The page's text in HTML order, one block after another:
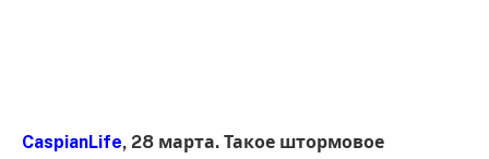
CaspianLife, 28 марта. Такое штормовое